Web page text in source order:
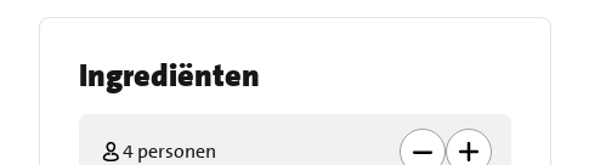
Ingrediënten
4 personen